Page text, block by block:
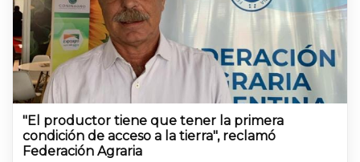
"El productor tiene que tener la primera
condición de acceso a la tierra", reclamó
Federación Agraria